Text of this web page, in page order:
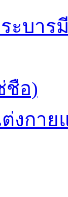
ะบาร
ชือ)
งกาย